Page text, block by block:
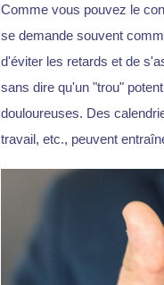
Comme vous pouvez le
se demande souvent
d'éviter les retards et de
sans dire qu'un "trou"
douloureuses. Des
travail, etc., peuvent